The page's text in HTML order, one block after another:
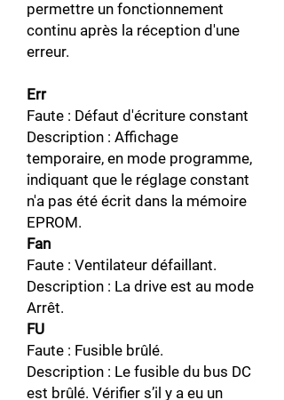
permettre un fonctionnement
continu après la réception d'une
erreur.
Err
Faute : Défaut d'écriture constant
Description : Affichage
temporaire, en mode programme,
indiquant que le réglage constant
n'a pas été écrit dans la mémoire
EPROM.
Fan
Faute : Ventilateur défaillant.
Description : La drive est au mode
Arrêt.
FU
Faute : Fusible brûlé.
Description : Le fusible du bus DC
est brûlé. Vérifier s’il y a eu un